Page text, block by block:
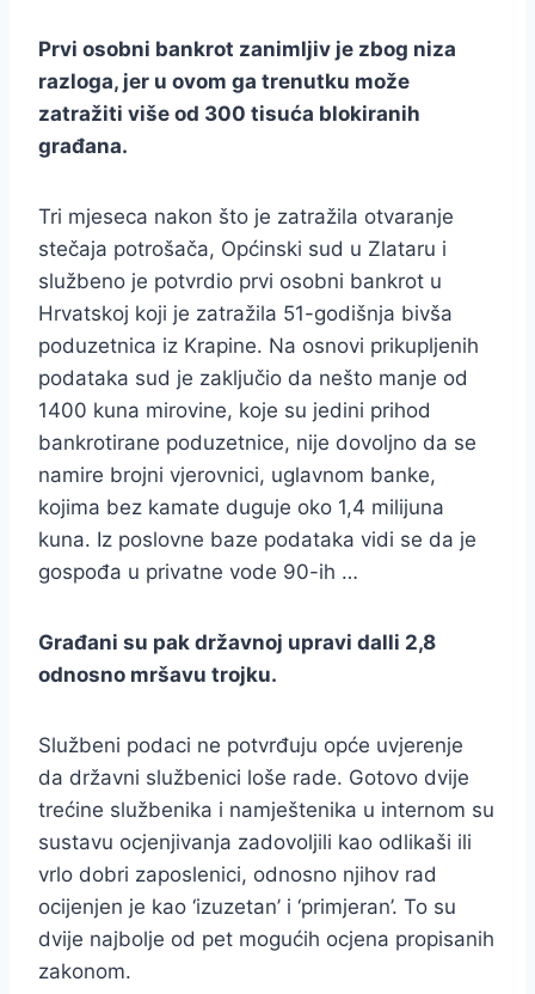
Prvi osobni bankrot zanimljiv je zbog niza
razloga, jer u ovom ga trenutku može
zatražiti više od 300 tisuća blokiranih
građana.
Tri mjeseca nakon što je zatražila otvaranje
stečaja potrošača, Općinski sud u Zlataru i
službeno je potvrdio prvi osobni bankrot u
Hrvatskoj koji je zatražila 51-godišnja bivša
poduzetnica iz Krapine. Na osnovi prikupljenih
podataka sud je zaključio da nešto manje od
1400 kuna mirovine, koje su jedini prihod
bankrotirane poduzetnice, nije dovoljno da se
namire brojni vjerovnici, uglavnom banke,
kojima bez kamate duguje oko 1,4 milijuna
kuna. Iz poslovne baze podataka vidi se da je
gospođa u privatne vode 90-ih …
Građani su pak državnoj upravi dalli 2,8
odnosno mršavu trojku.
Službeni podaci ne potvrđuju opće uvjerenje
da državni službenici loše rade. Gotovo dvije
trećine službenika i namještenika u internom su
sustavu ocjenjivanja zadovoljili kao odlikaši ili
vrlo dobri zaposlenici, odnosno njihov rad
ocijenjen je kao ‘izuzetan’ i ‘primjeran’. To su
dvije najbolje od pet mogućih ocjena propisanih
zakonom.